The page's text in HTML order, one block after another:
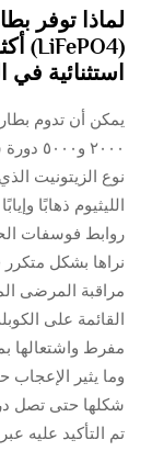
لماذا توفر
استثنائية
٢٠٠٠
نوع الزيتونيت
الليثيوم ذهابًا
روابط فوسفات
نراها بشكل
مراقبة المرضى
القائمة على
وما يثير